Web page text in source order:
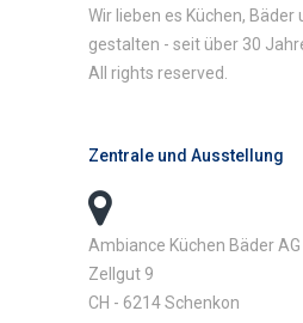
Wir lieben es Küchen, Bäder
gestalten - seit über 30
All rights reserved.
Zentrale und Ausstellung
Ambiance Küchen Bäder AG
Zellgut 9
CH - 6214 Schenkon